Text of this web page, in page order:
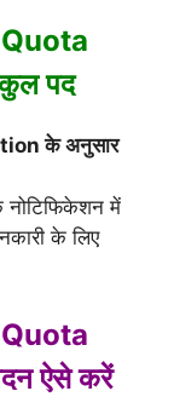
पद
के अनुसार
नोटिफिकेशन में
के लिए
ऐसे करें